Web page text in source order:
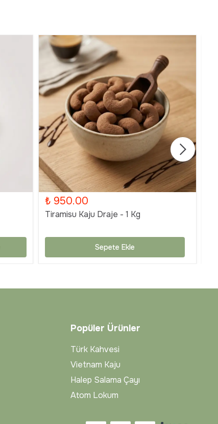
₺ 950.00
Tiramisu Kaju Draje - 1 Kg
Sepete Ekle
Popüler Ürünler
Türk Kahvesi
Vietnam Kaju
Halep Salama Çayı
Atom Lokum